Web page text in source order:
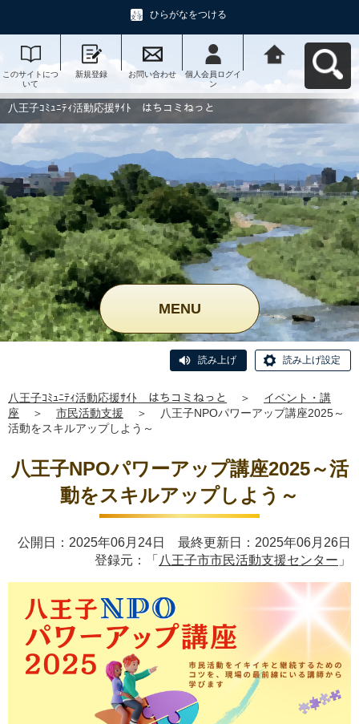
ひらがなをつける
このサイトにつ
いて
新規登録 お問い合わせ
個人会員ログイ
ン
動応援ｻｲﾄ はち
コミねっとへ戻
八王子ｺﾐｭﾆﾃｨ活動応援ｻｲﾄ はちコミねっと
MENU
読み上げ 読み上げ設定
八王子ｺﾐｭﾆﾃｨ活動応援ｻｲﾄ はちコミねっと ＞
イベント・講
座
＞ 市民活動支援 ＞
八王子NPOパワーアップ講座2025～
活動をスキルアップしよう～
八王子NPOパワーアップ講座2025～活
動をスキルアップしよう～
公開日：2025年06月24日 最終更新日：2025年06月26日
登録元：「 八王子市市民活動支援センター 」